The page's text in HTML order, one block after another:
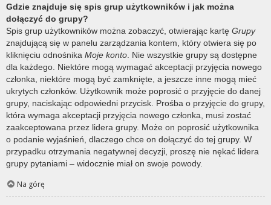
Gdzie znajduje się spis grup użytkowników i jak można
dołączyć do grupy?
Spis grup użytkowników można zobaczyć, otwierając kartę Grupy
znajdującą się w panelu zarządzania kontem, który otwiera się po
kliknięciu odnośnika Moje konto . Nie wszystkie grupy są dostępne
dla każdego. Niektóre mogą wymagać akceptacji przyjęcia nowego
członka, niektóre mogą być zamknięte, a jeszcze inne mogą mieć
ukrytych członków. Użytkownik może poprosić o przyjęcie do danej
grupy, naciskając odpowiedni przycisk. Prośba o przyjęcie do grupy,
która wymaga akceptacji przyjęcia nowego członka, musi zostać
zaakceptowana przez lidera grupy. Może on poprosić użytkownika
o podanie wyjaśnień, dlaczego chce on dołączyć do tej grupy. W
przypadku otrzymania negatywnej decyzji, proszę nie nękać lidera
grupy pytaniami – widocznie miał on swoje powody.
Na górę